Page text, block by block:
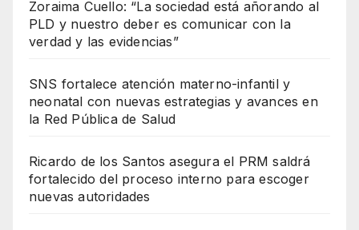
Zoraima Cuello: “La sociedad está añorando al
PLD y nuestro deber es comunicar con la
verdad y las evidencias”
SNS fortalece atención materno-infantil y
neonatal con nuevas estrategias y avances en
la Red Pública de Salud
Ricardo de los Santos asegura el PRM saldrá
fortalecido del proceso interno para escoger
nuevas autoridades